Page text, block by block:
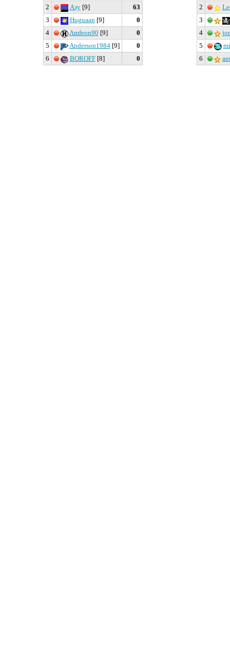
2 Азу[9]
63
3
Huguaan[9]
0
4
Amfeon90 [9]
0
5
Anderson1984[9]
0
6
BOROFF[8] 0
2
3
4
5
6